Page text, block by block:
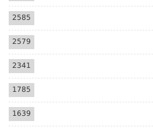
2585
2579
2341
1785
1639